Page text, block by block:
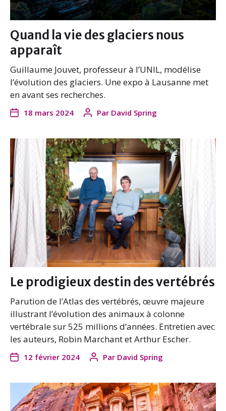
Quand la vie des glaciers nous
apparaît
Guillaume Jouvet, professeur à l’UNIL, modélise
l’évolution des glaciers. Une expo à Lausanne met
en avant ses recherches.
18 mars 2024 Par David Spring
Le prodigieux destin des vertébrés
Parution de l’Atlas des vertébrés, œuvre majeure
illustrant l’évolution des animaux à colonne
vertébrale sur 525 millions d’années. Entretien avec
les auteurs, Robin Marchant et Arthur Escher.
12 février 2024 Par David Spring